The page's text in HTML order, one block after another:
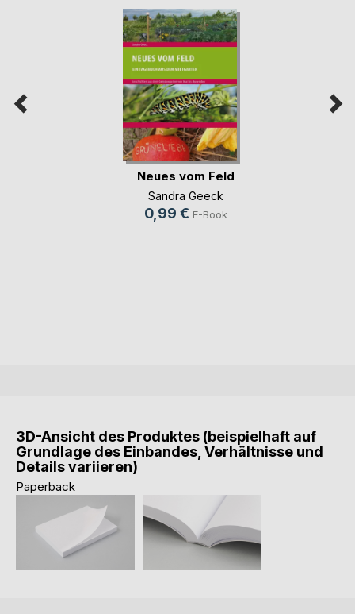
Neues vom Feld
Sandra Geeck
0,99 € E-Book
3D-Ansicht des Produktes (beispielhaft auf
Grundlage des Einbandes, Verhältnisse und
Details variieren)
Paperback